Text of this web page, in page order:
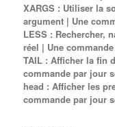
XARGS : Utiliser la
argument | Une
LESS : Rechercher,
réel | Une
TAIL : Afficher la fin
commande par jour
head : Afficher les
commande par jour